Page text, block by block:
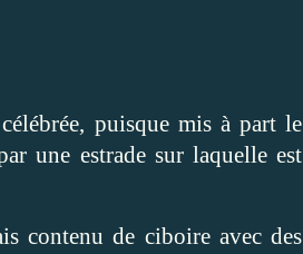
puisque mis à part le
une estrade sur laquelle est
contenu de ciboire avec des